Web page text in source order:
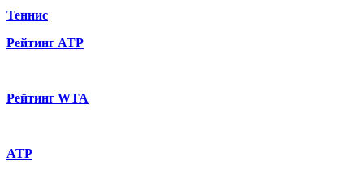
Теннис
Рейтинг ATP
Рейтинг WTA
ATP